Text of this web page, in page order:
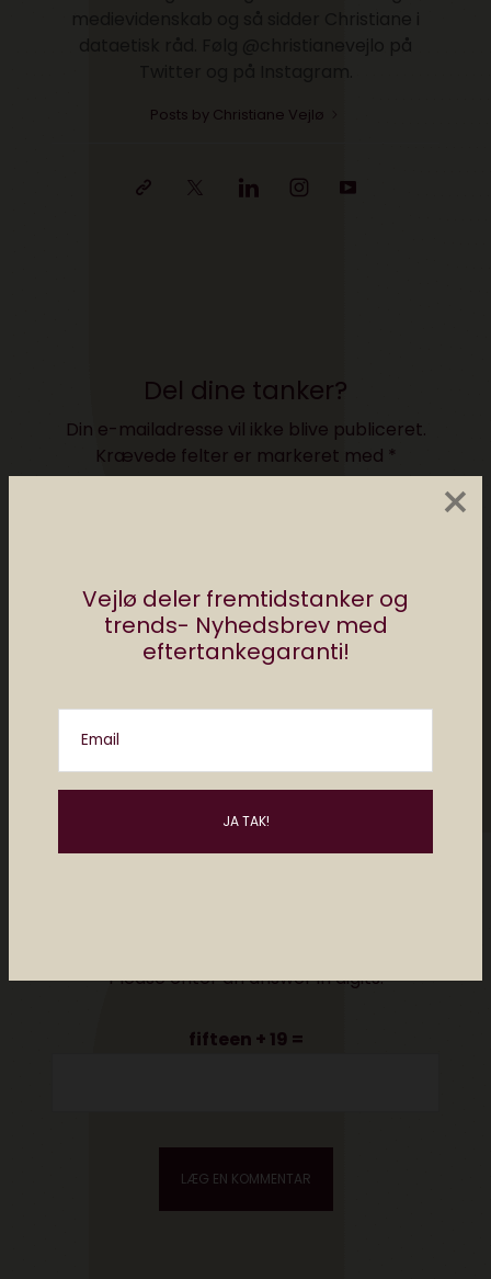
Vejlø deler fremtidstanker og
trends- Nyhedsbrev med
eftertankegaranti!
Email
×
Posts by Christiane Vejlø
Del dine tanker?
Din e-mailadresse vil ikke blive publiceret.
Krævede felter er markeret med *
Please enter an answer in digits:
fifteen + 19 =